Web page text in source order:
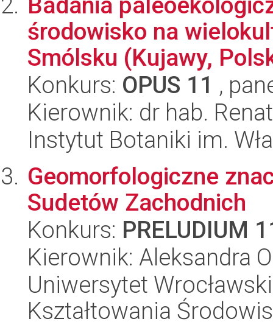
środowisko na
Smólsku (Kujawy,
Konkurs: OPUS 11 ,
Kierownik: dr hab.
Instytut Botaniki im.
Geomorfologiczne
Sudetów Zachodnich
Konkurs: PRELUDIUM
Kierownik: Aleksandra
Uniwersytet
Kształtowania